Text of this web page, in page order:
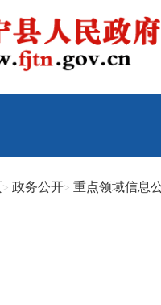
政务公开 重点领域信息